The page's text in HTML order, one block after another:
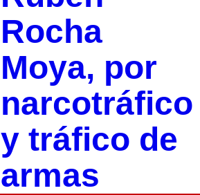
Rocha
Moya, por
narcotráfico
y tráfico de
armas